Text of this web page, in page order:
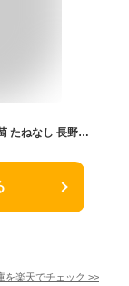
敬老の日ギフトにも喜ばれます ぶどう ブドウ 葡萄 たねなし 長野県産黄華ぶどう 種無しで皮ごと食べる シャインマスカットより断然美味しい 長野県産 [黄華ぶどう2房白箱] 送料無料 マスカット ぶどう 黄色いぶどう 緑のぶどう
を楽天でチェック >>